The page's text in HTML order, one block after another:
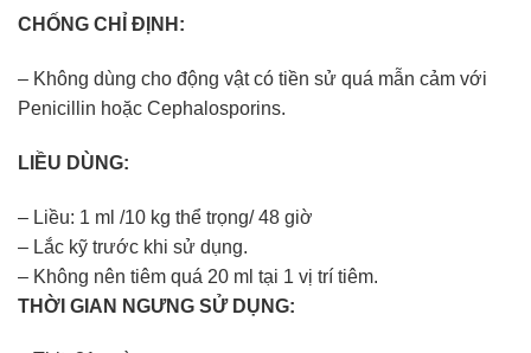
CHỐNG CHỈ ĐỊNH:
– Không dùng cho động vật có tiền sử quá mẫn cảm với
Penicillin hoặc Cephalosporins.
LIỀU DÙNG:
– Liều: 1 ml /10 kg thể trọng/ 48 giờ
– Lắc kỹ trước khi sử dụng.
– Không nên tiêm quá 20 ml tại 1 vị trí tiêm.
THỜI GIAN NGƯNG SỬ DỤNG: